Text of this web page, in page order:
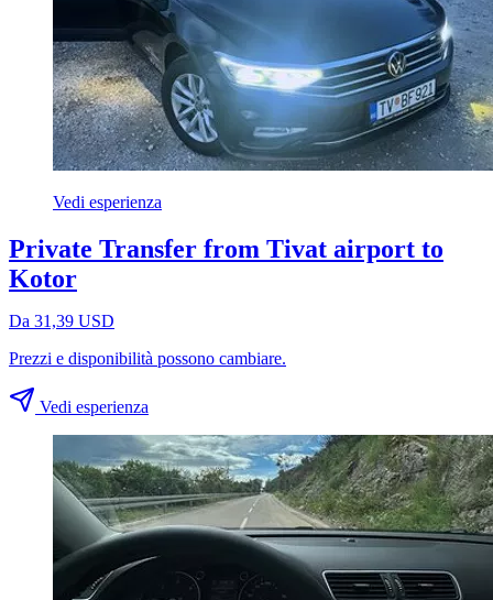
Vedi esperienza
Private Transfer from Tivat airport to
Kotor
Da 31,39 USD
Prezzi e disponibilità possono cambiare.
Vedi esperienza